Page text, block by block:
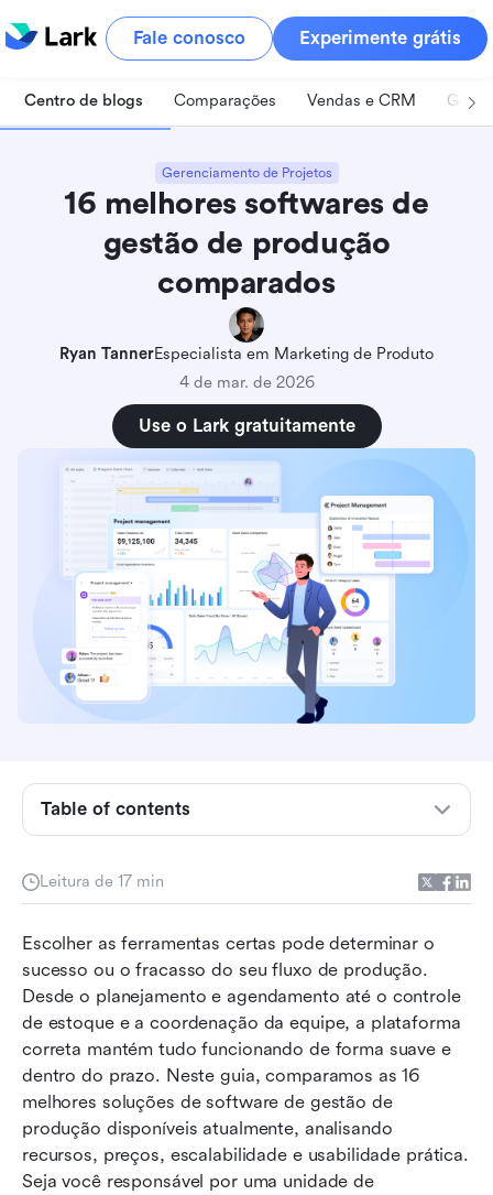
Fale conosco Experimente grátis
Centro de blogs Comparações Vendas e CRM
Gerenciamento de Projetos
16 melhores softwares de
gestão de produção
comparados
Ryan TannerEspecialista em Marketing de Produto
4 de mar. de 2026
Use o Lark gratuitamente
Leitura de 17 min
Escolher as ferramentas certas pode determinar o
sucesso ou o fracasso do seu fluxo de produção.
Desde o planejamento e agendamento até o controle
de estoque e a coordenação da equipe, a plataforma
correta mantém tudo funcionando de forma suave e
dentro do prazo. Neste guia, comparamos as 16
melhores soluções de software de gestão de
produção disponíveis atualmente, analisando
recursos, preços, escalabilidade e usabilidade prática.
Seja você responsável por uma unidade de
Table of contents
Visão geral: 5 melhores softwares para gestão
O que é software de gestão de produção?
de acordo com o setor
16 principais soluções de software para gestão
de produção em 2026
Como escolher o melhor software para gestão
de produção
Conclusão
Perguntas frequentes